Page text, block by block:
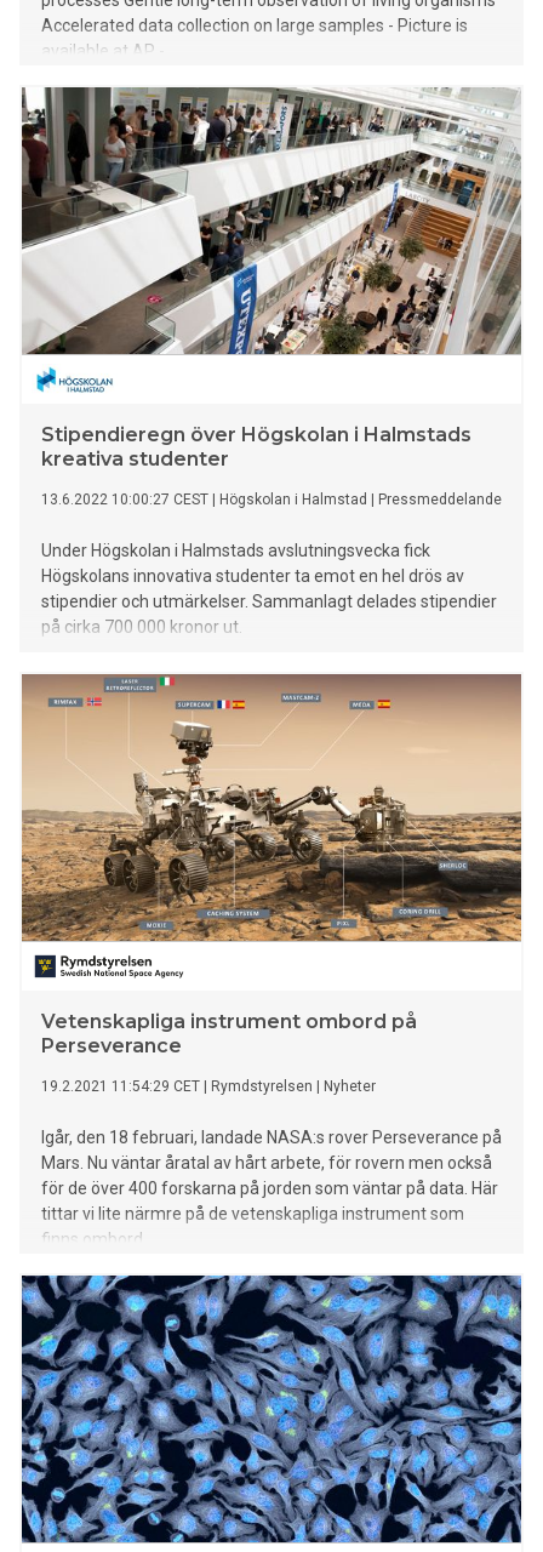
Accelerated data collection on large samples - Picture is
available at AP -
Stipendieregn över Högskolan i Halmstads
kreativa studenter
13.6.2022 10:00:27 CEST Högskolan i Halmstad Pressmeddelande
Under Högskolan i Halmstads avslutningsvecka fick
Högskolans innovativa studenter ta emot en hel drös av
stipendier och utmärkelser. Sammanlagt delades stipendier
på cirka 700 000 kronor ut.
Vetenskapliga instrument ombord på
Perseverance
19.2.2021 11:54:29 CET Rymdstyrelsen Nyheter
Igår, den 18 februari, landade NASA:s rover Perseverance på
Mars. Nu väntar åratal av hårt arbete, för rovern men också
för de över 400 forskarna på jorden som väntar på data. Här
tittar vi lite närmre på de vetenskapliga instrument som
finns ombord.